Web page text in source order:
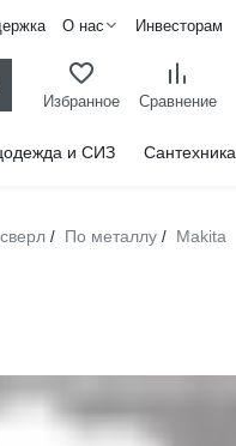
О нас Инвесторам
Избранное Сравнение
и СИЗ Сантехника
/ По металлу / Makita